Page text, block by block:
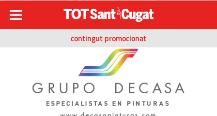
contingut promocionat